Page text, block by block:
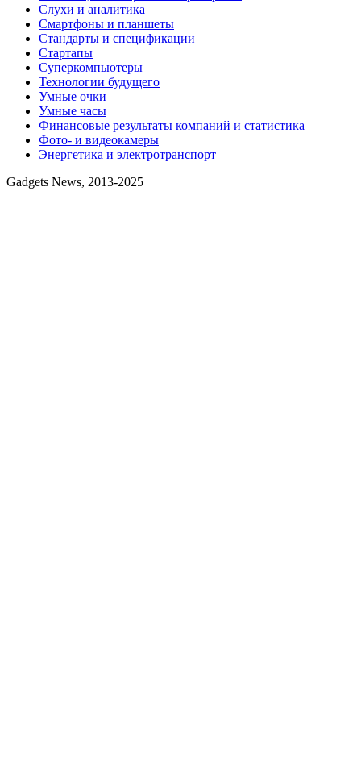
Слухи и аналитика
Смартфоны и планшеты
Стандарты и спецификации
Стартапы
Суперкомпьютеры
Технологии будущего
Умные очки
Умные часы
Финансовые результаты компаний и статистика
Фото- и видеокамеры
Энергетика и электротранспорт
Gadgets News, 2013-2025